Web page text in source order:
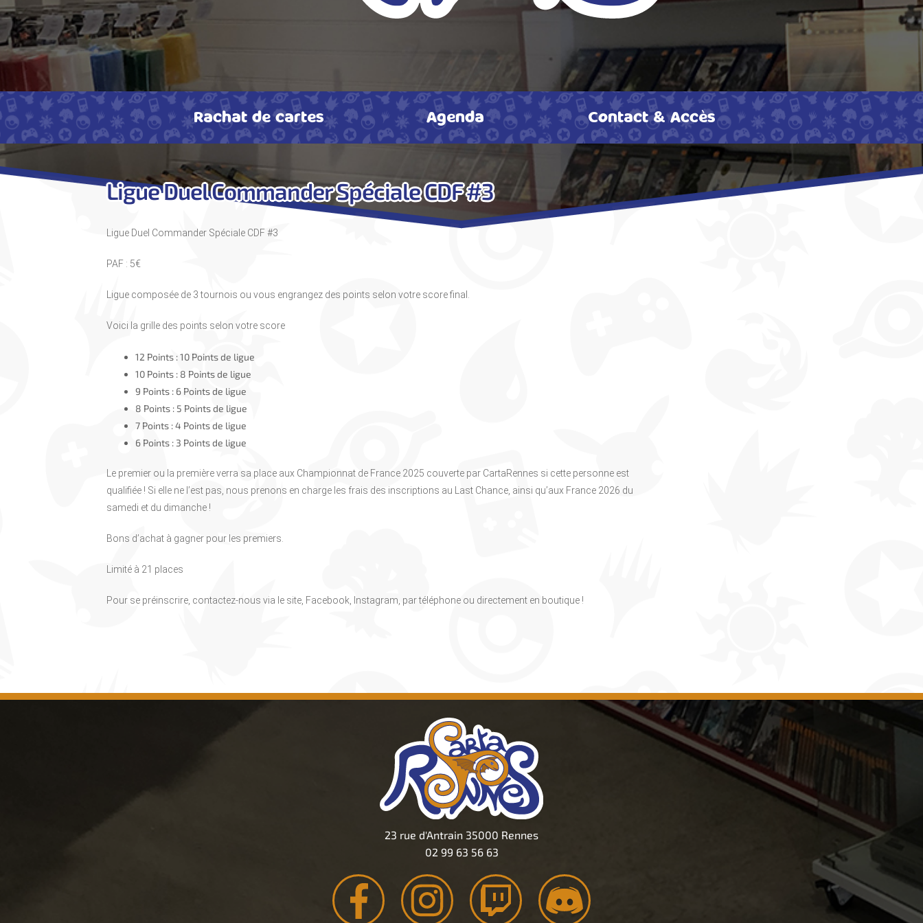
Rachat de cartes Agenda Contact & Accès
Ligue Duel Commander Spéciale CDF #3
Ligue Duel Commander Spéciale CDF #3
PAF : 5€
Ligue composée de 3 tournois ou vous engrangez des points selon votre score final.
Voici la grille des points selon votre score
12 Points : 10 Points de ligue
10 Points : 8 Points de ligue
9 Points : 6 Points de ligue
8 Points : 5 Points de ligue
7 Points : 4 Points de ligue
6 Points : 3 Points de ligue
Le premier ou la première verra sa place aux Championnat de France 2025 couverte par CartaRennes si cette personne est
qualifiée ! Si elle ne l’est pas, nous prenons en charge les frais des inscriptions au Last Chance, ainsi qu’aux France 2026 du
samedi et du dimanche !
Bons d’achat à gagner pour les premiers.
Limité à 21 places
Pour se préinscrire, contactez-nous via le site, Facebook, Instagram, par téléphone ou directement en boutique !
23 rue d'Antrain 35000 Rennes
02 99 63 56 63